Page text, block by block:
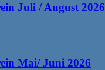
Juli / August 2026
Mai/ Juni 2026